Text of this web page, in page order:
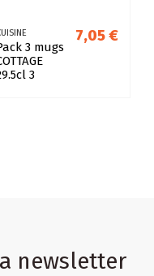
3 mugs
3
7,05 €
newsletter